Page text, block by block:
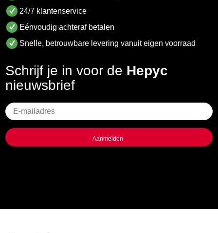
24/7 klantenservice
Eénvoudig achteraf betalen
Snelle, betrouwbare levering vanuit eigen voorraad
Schrijf je in voor de Hepyc
nieuwsbrief
Geen
titel